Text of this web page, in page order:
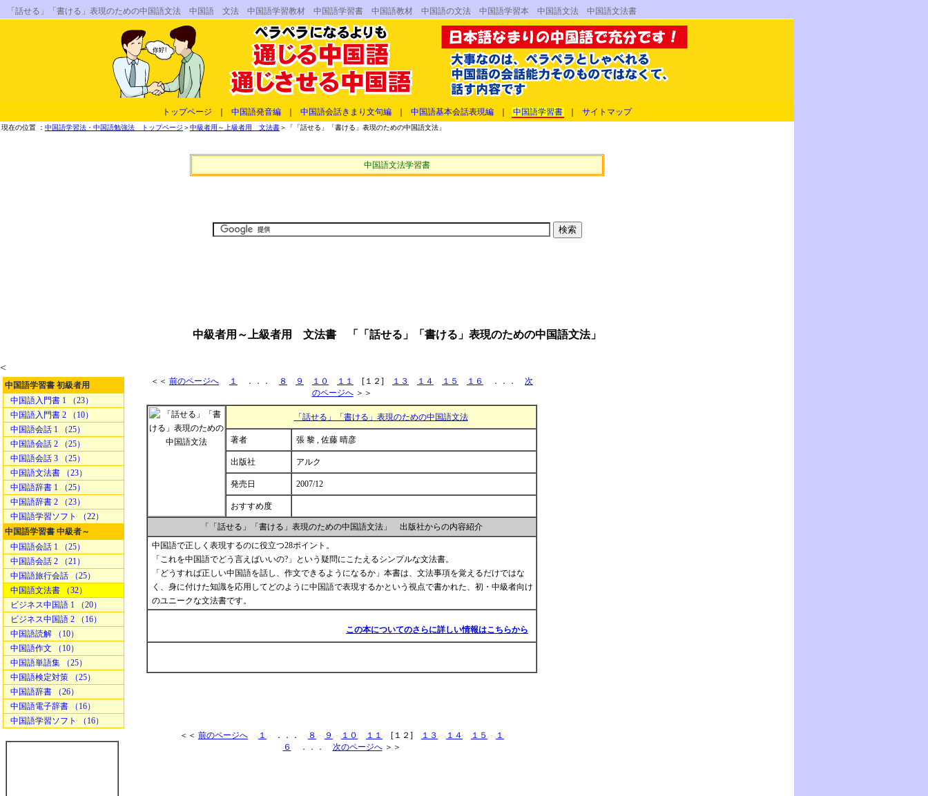
「話せる」「書ける」表現のための中国語文法 中国語 文法 中国語学習教材 中国語学習書 中国語教材 中国語の文法 中国語学習本 中国語文法 中国語文法書
トップページ 中国語発音編 中国語会話きまり文句編 中国語基本会話表現編 中国語学習書 サイトマップ
現在の位置 ： 中国語学習法・中国語勉強法 トップページ ＞中級者用～上級者用 文法書＞「「話せる」「書ける」表現のための中国語文法」
中国語文法学習書
中級者用～上級者用 文法書 「「話せる」「書ける」表現のための中国語文法」
<
中国語学習書 初級者用
中国語入門書 1 （23）
中国語入門書 2 （10）
中国語会話 1 （25）
中国語会話 2 （25）
中国語会話 3 （25）
中国語文法書 （23）
中国語辞書 1 （25）
中国語辞書 2 （23）
中国語学習ソフト （22）
中国語学習書 中級者～
中国語会話 1 （25）
中国語会話 2 （21）
中国語旅行会話 （25）
中国語文法書 （32）
ビジネス中国語 1 （20）
ビジネス中国語 2 （16）
中国語読解 （10）
中国語作文 （10）
中国語単語集 （25）
中国語検定対策 （25）
中国語辞書 （26）
中国語電子辞書 （16）
中国語学習ソフト （16）
＜＜ 前のページへ １ ．．． ８ ９ １０ １１ [１２] １３ １４ １５ １６ ．．． 次
のページへ＞＞
「話せる」「書ける」表現のための中国語文法
著者 張 黎 , 佐藤 晴彦
出版社 アルク
発売日 2007/12
おすすめ度
「「話せる」「書ける」表現のための中国語文法」 出版社からの内容紹介
中国語で正しく表現するのに役立つ28ポイント。
「これを中国語でどう言えばいいの?」という疑問にこたえるシンプルな文法書。
「どうすれば正しい中国語を話し、作文できるようになるか」本書は、文法事項を覚えるだけではな
く、身に付けた知識を応用してどのように中国語で表現するかという視点で書かれた、初・中級者向け
のユニークな文法書です。
この本についてのさらに詳しい情報はこちらから
＜＜ 前のページへ １ ．．． ８ ９ １０ １１ [１２] １３ １４ １５
１
６
．．． 次のページへ＞＞